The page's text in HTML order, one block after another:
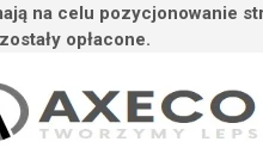
na celu pozycjonowanie
zostały opłacone.